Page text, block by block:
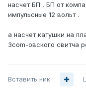
насчет БП , БП от
импульсные 12 вольт .
а насчет катушки на
3com-овского свитча
Вставить ник